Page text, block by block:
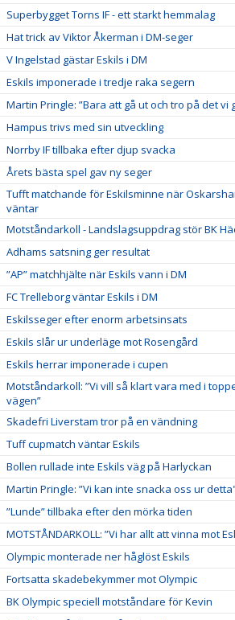
Superbygget Torns IF - ett starkt hemmalag
Hat trick av Viktor Åkerman i DM-seger
V Ingelstad gästar Eskils i DM
Eskils imponerade i tredje raka segern
Martin Pringle: ”Bara att gå ut och tro på det vi
Hampus trivs med sin utveckling
Norrby IF tillbaka efter djup svacka
Årets bästa spel gav ny seger
Tufft matchande för Eskilsminne när
väntar
Motståndarkoll - Landslagsuppdrag stör BK
Adhams satsning ger resultat
”AP” matchhjälte när Eskils vann i DM
FC Trelleborg väntar Eskils i DM
Eskilsseger efter enorm arbetsinsats
Eskils slår ur underläge mot Rosengård
Eskils herrar imponerade i cupen
Motståndarkoll: ”Vi vill så klart vara med i
vägen”
Skadefri Liverstam tror på en vändning
Tuff cupmatch väntar Eskils
Bollen rullade inte Eskils väg på Harlyckan
Martin Pringle: ”Vi kan inte snacka oss ur
”Lunde” tillbaka efter den mörka tiden
MOTSTÅNDARKOLL: ”Vi har allt att vinna mot
Olympic monterade ner håglöst Eskils
Fortsatta skadebekymmer mot Olympic
BK Olympic speciell motståndare för Kevin